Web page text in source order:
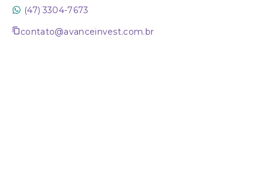
(47) 3304-7673
contato@avanceinvest.com.br